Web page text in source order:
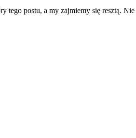
postu, a my zajmiemy się resztą.